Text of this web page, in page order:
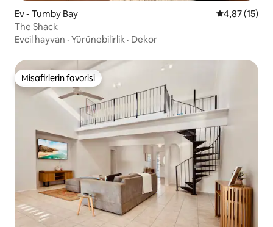
Ev - Tumby Bay 5 üzerinden
4,87 (15)
The Shack
Evcil hayvan · Yürünebilirlik · Dekor
Misafirlerin favorisi
Misafirlerin favorisi